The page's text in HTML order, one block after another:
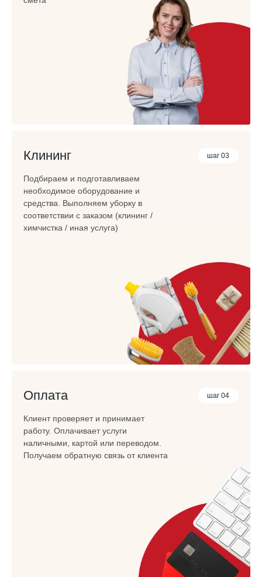
шаг 03
Клининг
Подбираем и подготавливаем
необходимое оборудование и
средства. Выполняем уборку в
соответствии с заказом (клининг /
химчистка / иная услуга)
шаг 04
Оплата
Клиент проверяет и принимает
работу. Оплачивает услуги
наличными, картой или переводом.
Получаем обратную связь от клиента